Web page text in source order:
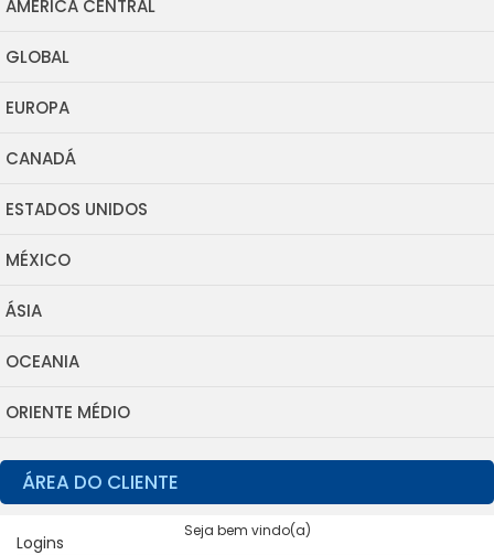
AMÉRICA CENTRAL
GLOBAL
EUROPA
CANADÁ
ESTADOS UNIDOS
MÉXICO
ÁSIA
OCEANIA
ORIENTE MÉDIO
ÁREA DO CLIENTE
Seja bem vindo(a)
Logins